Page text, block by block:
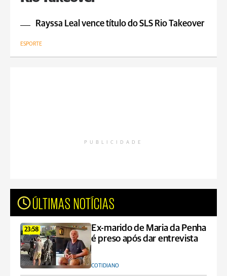
Rayssa Leal vence título do SLS Rio Takeover
ESPORTE
PUBLICIDADE
ÚLTIMAS NOTÍCIAS
23:58
Ex-marido de Maria da Penha
é preso após dar entrevista
COTIDIANO